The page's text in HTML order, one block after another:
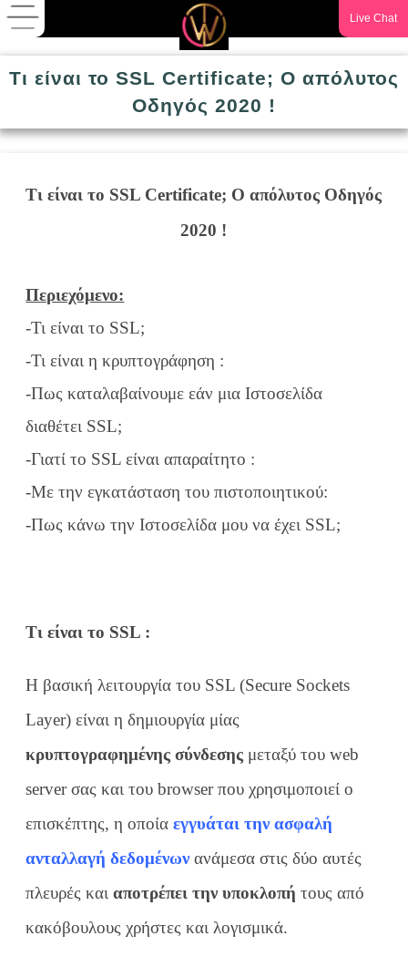
Live Chat
Τι είναι το SSL Certificate; Ο απόλυτος
Οδηγός 2020 !
Τι είναι το SSL Certificate; Ο απόλυτος Οδηγός
2020 !
Περιεχόμενο:
-Τι είναι το SSL;
-Τι είναι η κρυπτογράφηση :
-Πως καταλαβαίνουμε εάν μια Ιστοσελίδα
διαθέτει SSL;
-Γιατί το SSL είναι απαραίτητο :
-Με την εγκατάσταση του πιστοποιητικού:
-Πως κάνω την Ιστοσελίδα μου να έχει SSL;
Τι είναι το SSL :
Η βασική λειτουργία του SSL (Secure Sockets
Layer) είναι η δημιουργία μίας
κρυπτογραφημένης σύνδεσης μεταξύ του web
server σας και του browser που χρησιμοποιεί ο
επισκέπτης, η οποίαεγγυάται την ασφαλή
ανταλλαγή δεδομένωνανάμεσα στις δύο αυτές
πλευρές καιαποτρέπει την υποκλοπή τους από
κακόβουλους χρήστες και λογισμικά.